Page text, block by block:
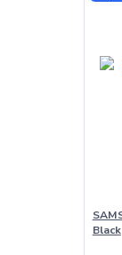
Black